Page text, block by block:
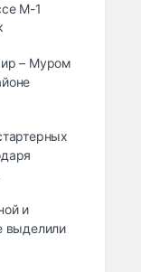
М-1
– Муром
и
выделили